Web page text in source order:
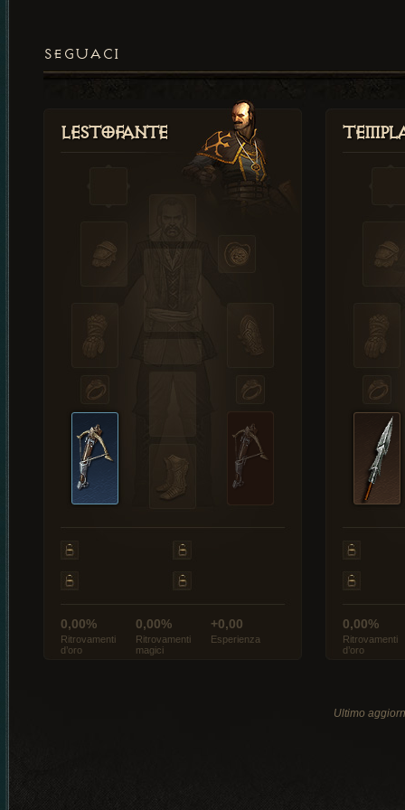
SEGUACI
Lestofante
0,00%
Ritrovamenti
d’oro
0,00%
Ritrovamenti
magici
+0,00
Esperienza
0,00%
Ritrovamenti
d’oro
Ultimo